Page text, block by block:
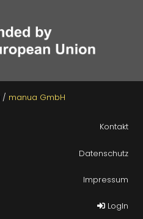
/ manua GmbH
Kontakt
Datenschutz
Impressum
LogIn